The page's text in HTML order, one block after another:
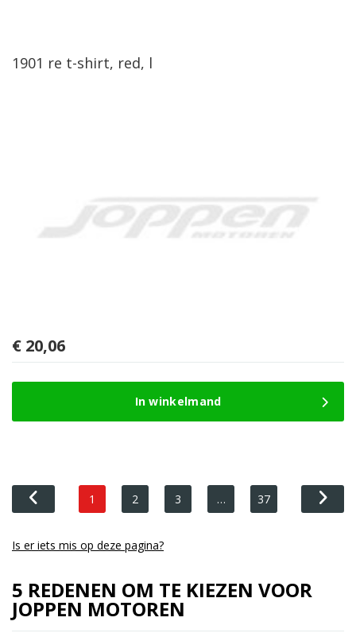
1901 re t-shirt, red, l
€ 20,06
In winkelmand
1 2 3 … 37
Is er iets mis op deze pagina?
5 REDENEN OM TE KIEZEN VOOR
JOPPEN MOTOREN